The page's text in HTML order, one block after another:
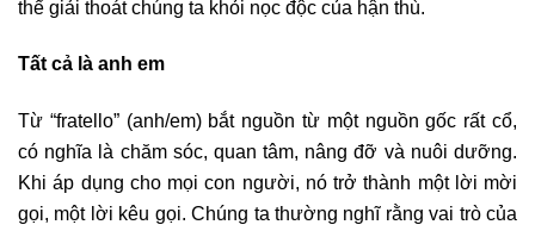
thể giải thoát chúng ta khỏi nọc độc của hận thù.
Tất cả là anh em
Từ “fratello” (anh/em) bắt nguồn từ một nguồn gốc rất cổ,
có nghĩa là chăm sóc, quan tâm, nâng đỡ và nuôi dưỡng.
Khi áp dụng cho mọi con người, nó trở thành một lời mời
gọi, một lời kêu gọi. Chúng ta thường nghĩ rằng vai trò của